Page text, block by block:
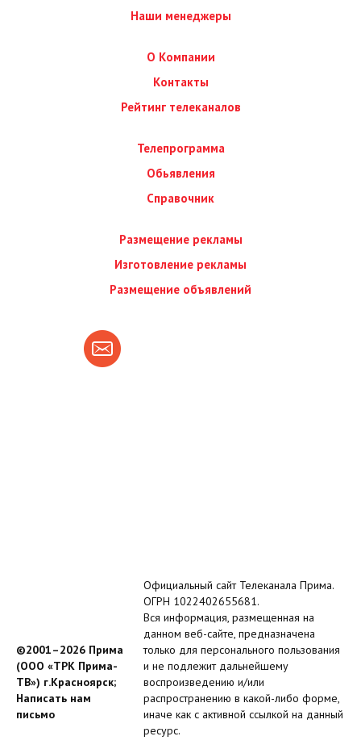
Наши менеджеры
О Компании
Контакты
Рейтинг телеканалов
Телепрограмма
Обьявления
Справочник
Размещение рекламы
Изготовление рекламы
Размещение объявлений
©2001–2026 Прима
(ООО «ТРК Прима-
ТВ») г.Красноярск;
Написать нам
письмо
Официальный сайт Телеканала Прима.
ОГРН 1022402655681.
Вся информация, размещенная на
данном веб-сайте, предназначена
только для персонального пользования
и не подлежит дальнейшему
воспроизведению и/или
распространению в какой-либо форме,
иначе как с активной ссылкой на данный
ресурс.